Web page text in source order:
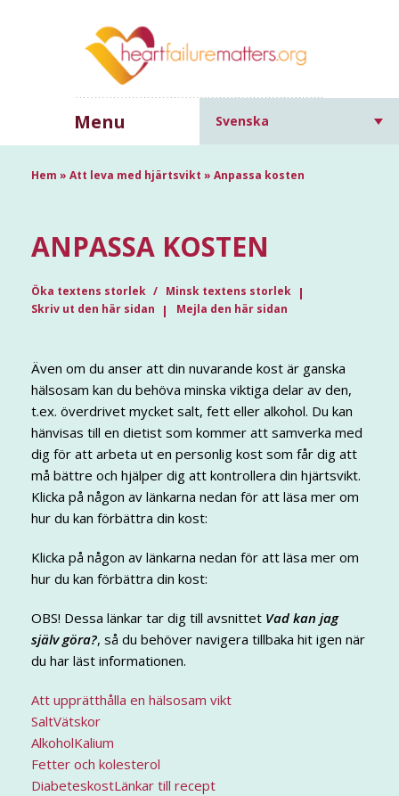
Menu Svenska
Hem » Att leva med hjärtsvikt » Anpassa kosten
ANPASSA KOSTEN
Öka textens storlek
Minsk textens storlek
Skriv ut den här sidan
Mejla den här sidan
Även om du anser att din nuvarande kost är ganska
hälsosam kan du behöva minska viktiga delar av den,
t.ex. överdrivet mycket salt, fett eller alkohol. Du kan
hänvisas till en dietist som kommer att samverka med
dig för att arbeta ut en personlig kost som får dig att
må bättre och hjälper dig att kontrollera din hjärtsvikt.
Klicka på någon av länkarna nedan för att läsa mer om
hur du kan förbättra din kost:
Klicka på någon av länkarna nedan för att läsa mer om
hur du kan förbättra din kost:
OBS! Dessa länkar tar dig till avsnittet Vad kan jag
själv göra?, så du behöver navigera tillbaka hit igen när
du har läst informationen.
Att upprätthålla en hälsosam vikt
SaltVätskor
AlkoholKalium
Fetter och kolesterol
DiabeteskostLänkar till recept